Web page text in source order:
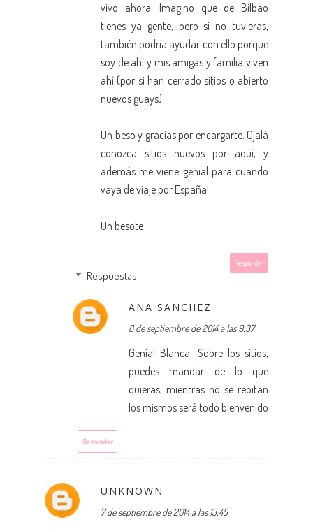
vivo ahora. Imagino que de Bilbao
tienes ya gente, pero si no tuvieras,
también podría ayudar con ello porque
soy de ahí y mis amigas y familia viven
ahí (por si han cerrado sitios o abierto
nuevos guays)
Un beso y gracias por encargarte. Ojalá
conozca sitios nuevos por aquí, y
además me viene genial para cuando
vaya de viaje por España!
Un besote
Responder
Respuestas
ANA SANCHEZ
8 de septiembre de 2014 a las 9:37
Genial Blanca. Sobre los sitios,
puedes mandar de lo que
quieras, mientras no se repitan
los mismos será todo bienvenido
Responder
UNKNOWN
7 de septiembre de 2014 a las 13:45